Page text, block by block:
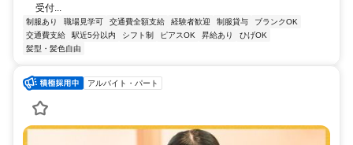
受付...
制服あり 職場見学可 交通費全額支給 経験者歓迎 制服貸与
ブランクOK
交通費支給
駅近5分以内 シフト制 ピアスOK 昇給あり
ひげOK
髪型・髪色自由
アルバイト・パート